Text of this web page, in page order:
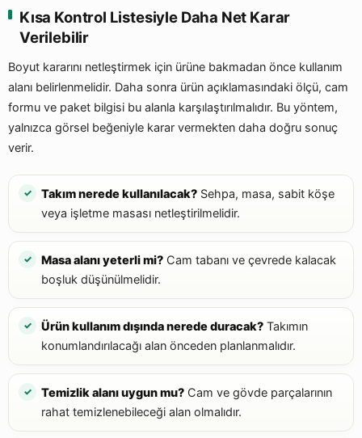
Kısa Kontrol Listesiyle Daha Net Karar
Verilebilir
Boyut kararını netleştirmek için ürüne bakmadan önce kullanım
alanı belirlenmelidir. Daha sonra ürün açıklamasındaki ölçü, cam
formu ve paket bilgisi bu alanla karşılaştırılmalıdır. Bu yöntem,
yalnızca görsel beğeniyle karar vermekten daha doğru sonuç
verir.
Takım nerede kullanılacak? Sehpa, masa, sabit köşe
veya işletme masası netleştirilmelidir.
Masa alanı yeterli mi? Cam tabanı ve çevrede kalacak
boşluk düşünülmelidir.
Ürün kullanım dışında nerede duracak? Takımın
konumlandırılacağı alan önceden planlanmalıdır.
Temizlik alanı uygun mu? Cam ve gövde parçalarının
rahat temizlenebileceği alan olmalıdır.